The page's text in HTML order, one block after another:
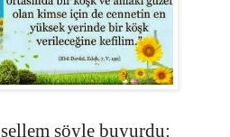
şöyle buyurdu: